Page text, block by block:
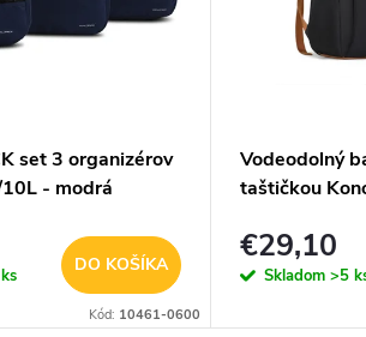
set 3 organizérov
- modrá
DO KOŠÍKA
Kód: 10461-0600
Vodeodolný
taštičkou
€29,10
Skladom >5